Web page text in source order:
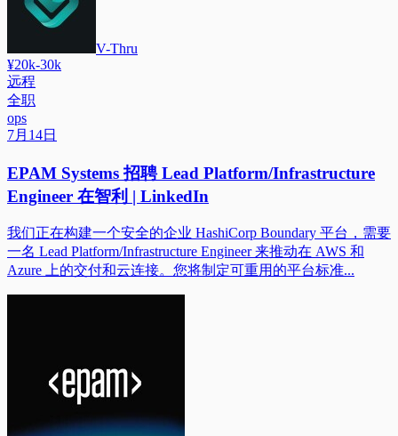
V-Thru
¥20k-30k
远程
全职
ops
7月14日
EPAM Systems 招聘 Lead Platform/Infrastructure
Engineer 在智利 | LinkedIn
我们正在构建一个安全的企业 HashiCorp Boundary 平台，需要
一名 Lead Platform/Infrastructure Engineer 来推动在 AWS 和
Azure 上的交付和云连接。您将制定可重用的平台标准...